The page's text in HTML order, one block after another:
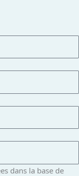
dans la base de